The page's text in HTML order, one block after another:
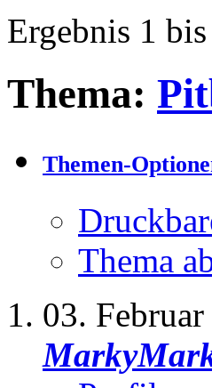
Ergebnis 1
Thema:
Themen-
Thema
03.